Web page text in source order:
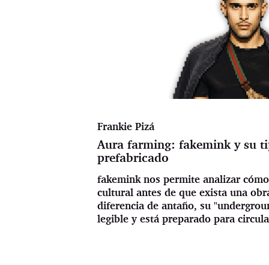
Frankie Pizá
Aura farming: fakemink y su
prefabricado
fakemink nos permite analizar
cultural antes de que exista una
diferencia de antaño, su
legible y está preparado para